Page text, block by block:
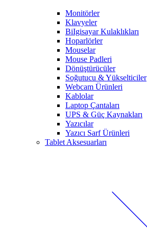
Monitörler
Klavyeler
BiIgisayar Kulaklıkları
Hoparlörler
Mouselar
Mouse Padleri
Dönüştürücüler
Soğutucu & Yükselticiler
Webcam Ürünleri
Kablolar
Laptop Çantaları
UPS & Güç Kaynakları
Yazıcılar
Yazıcı Sarf Ürünleri
Tablet Aksesuarları